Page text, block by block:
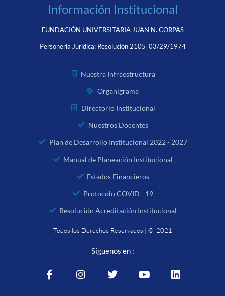
Información Institucional
FUNDACIÓN UNIVERSITARIA JUAN N. CORPAS
Personería Jurídica: Resolución 2105 03/29/1974
Nuestra Infraestructura
Organigrama
Directorio Institucional
Nuestros Docentes
Plan de Desarrollo Institucional 2022 - 2027
Manual de Planeación Institucional
Estados Financieros
Protocolo COVID - 19
Resolución Acreditación Institucional
Todos los Derechos Reservados | © 2021
Síguenos en :